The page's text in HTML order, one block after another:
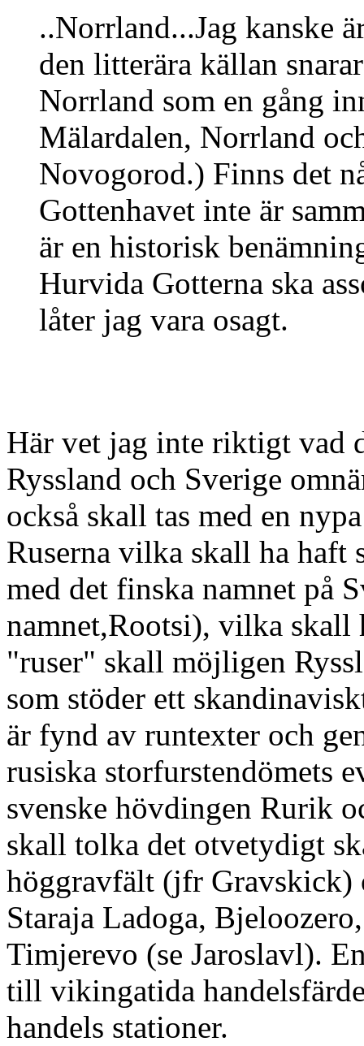
..Norrland...Jag kanske
den litterära källan
Norrland som en gång
Mälardalen, Norrland
Novogorod.) Finns det
Gottenhavet inte är
är en historisk
Hurvida Gotterna ska
låter jag vara osagt.
Här vet jag inte riktigt vad
Ryssland och Sverige
också skall tas med en
Ruserna vilka skall ha
med det finska namnet på
namnet,Rootsi), vilka skall
"ruser" skall möjligen
som stöder ett
är fynd av runtexter och
rusiska storfurstendömets
svenske hövdingen Rurik
skall tolka det otvetydigt
höggravfält (jfr Gravskick)
Staraja Ladoga,
Timjerevo (se Jaroslavl).
till vikingatida
handels stationer.